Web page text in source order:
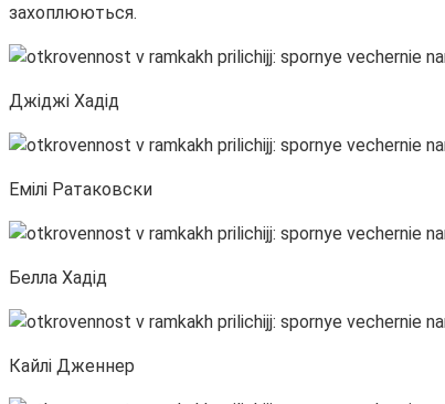
захоплюються.
Джіджі Хадід
Емілі Ратаковски
Белла Хадід
Кайлі Дженнер